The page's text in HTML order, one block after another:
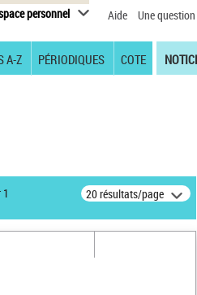
personnel Aide Une
A-Z PÉRIODIQUES COTE
20 résultats/page